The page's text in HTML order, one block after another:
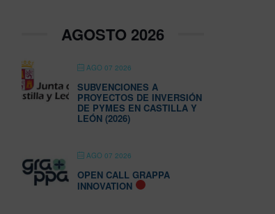
AGOSTO 2026
AGO 07 2026
SUBVENCIONES A
PROYECTOS DE INVERSIÓN
DE PYMES EN CASTILLA Y
LEÓN (2026)
AGO 07 2026
OPEN CALL GRAPPA
INNOVATION